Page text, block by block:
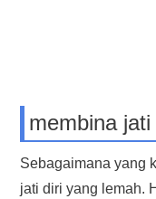
membina jati
Sebagaimana yang
jati diri yang lemah.